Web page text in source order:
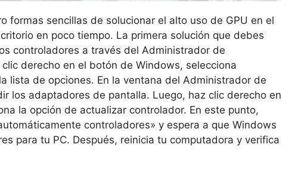
formas sencillas de solucionar el alto uso de GPU en el
en poco tiempo. La primera solución que debes
controladores a través del Administrador de
derecho en el botón de Windows, selecciona
lista de opciones. En la ventana del Administrador de
los adaptadores de pantalla. Luego, haz clic derecho en
la opción de actualizar controlador. En este punto,
controladores» y espera a que Windows
para tu PC. Después, reinicia tu computadora y verifica